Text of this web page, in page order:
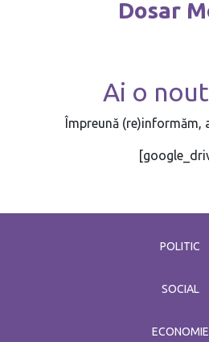
Dosar
Ai o
Împreună (re)informăm,
POLITIC
SOCIAL
ECONOMIE